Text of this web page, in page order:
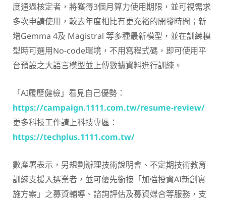
度通過核定者，將獲得3個月算力使用期限，並可視需求
多次申請使用，較去年度相比有更充裕的開發時間；新
增Gemma 4及 Magistral 等多種最新模型，並在訓練模
型時可選用No-code環境，不用寫程式碼，即可使用平
台預設之大語言模型並上傳數據資料進行訓練。
「AI履歷健檢」看見自己優勢：
https://campaign.1111.com.tw/resume-review/
更多科技工作請上科技專區：
https://techplus.1111.com.tw/
數產署表示，另規劃辦理技術說明會、不定期技術教育
訓練支援入選業者，並可優先銜接「加強投資AI新創實
施方案」之募資輔導、諮詢評估及募資媒合等服務，支